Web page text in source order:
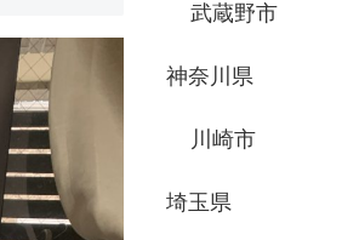
武蔵野市
神奈川県
川崎市
埼玉県